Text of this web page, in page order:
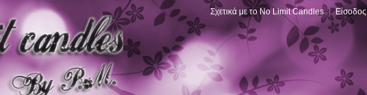
Σχετικά με το No Limit Candles | Είσοδος